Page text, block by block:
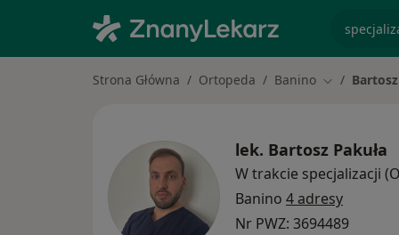
Strona Główna Ortopeda Banino Zmień miasto
lek. Bartosz Pakuła
W trakcie specjalizacji
Banino 4 adresy
Nr PWZ: 3694489